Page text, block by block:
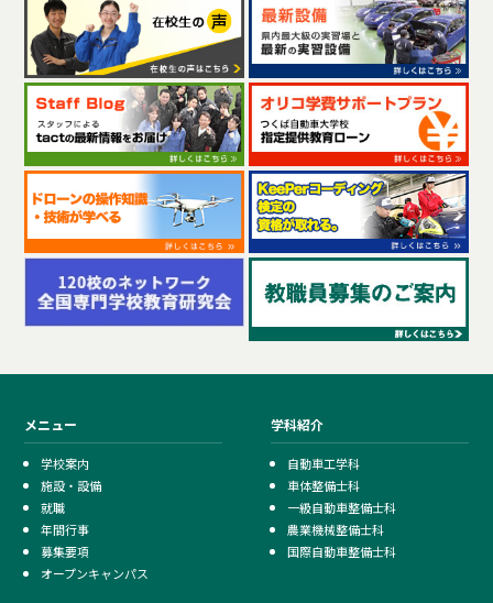
メニュー
学校案内
施設・設備
就職
年間行事
募集要項
オープンキャンパス
学科紹介
自動車工学科
車体整備士科
一級自動車整備士科
農業機械整備士科
国際自動車整備士科